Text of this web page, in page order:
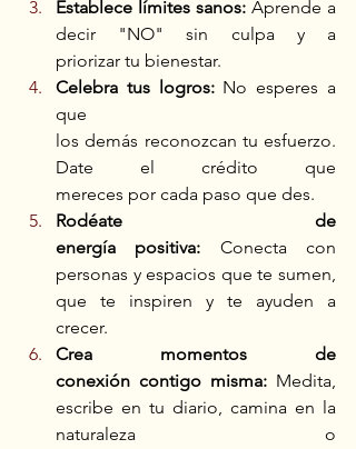
Establece límites sanos: Aprende a
decir "NO" sin culpa y a
priorizar tu bienestar.
Celebra tus logros: No esperes a
que
los demás reconozcan tu esfuerzo.
Date el crédito que
mereces por cada paso que des.
Rodéate de
energía positiva: Conecta con
personas y espacios que te sumen,
que te inspiren y te ayuden a
crecer.
Crea momentos de
conexión contigo misma: Medita,
escribe en tu diario, camina en la
naturaleza o